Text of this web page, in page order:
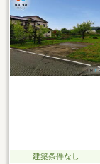
建築条件なし